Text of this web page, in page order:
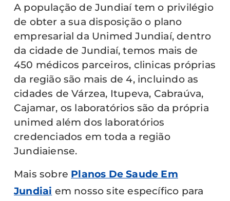
A população de Jundiaí tem o privilégio
de obter a sua disposição o plano
empresarial da Unimed Jundiaí, dentro
da cidade de Jundiaí, temos mais de
450 médicos parceiros, clinicas próprias
da região são mais de 4, incluindo as
cidades de Várzea, Itupeva, Cabraúva,
Cajamar, os laboratórios são da própria
unimed além dos laboratórios
credenciados em toda a região
Jundiaiense.
Mais sobre Planos De Saude Em
Jundiai em nosso site específico para